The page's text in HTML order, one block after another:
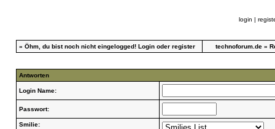
login |
» Öhm, du bist noch nicht eingelogged! Loginoder register technoforum.de»
Antworten
Login Name:
Passwort:
Smilie: